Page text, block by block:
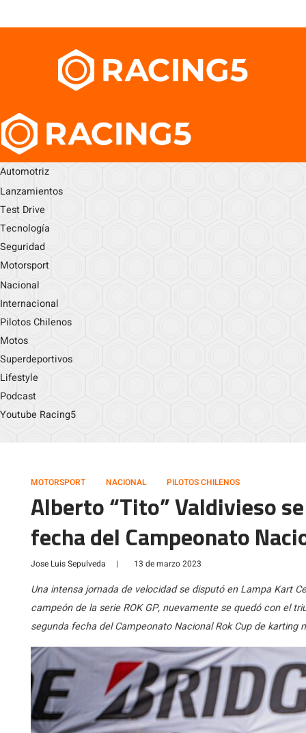
Automotriz
Lanzamientos
Test Drive
Tecnología
Seguridad
Motorsport
Nacional
Internacional
Pilotos Chilenos
Motos
Superdeportivos
Lifestyle
Podcast
Youtube Racing5
MOTORSPORT NACIONAL PILOTOS CHILENOS
Alberto “Tito” Valdivieso
fecha del Campeonato
Jose Luis Sepulveda | 13 de marzo 2023
Una intensa jornada de velocidad se disputó en Lampa Kart
campeón de la serie ROK GP, nuevamente se quedó con el
segunda fecha del Campeonato Nacional Rok Cup de